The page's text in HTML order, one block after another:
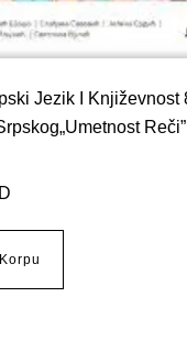
Jezik I Književnost